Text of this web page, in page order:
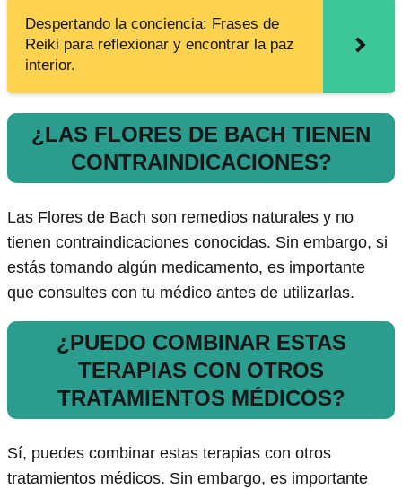
Despertando la conciencia: Frases de
Reiki para reflexionar y encontrar la paz
interior.
¿LAS FLORES DE BACH TIENEN
CONTRAINDICACIONES?
Las Flores de Bach son remedios naturales y no
tienen contraindicaciones conocidas. Sin embargo, si
estás tomando algún medicamento, es importante
que consultes con tu médico antes de utilizarlas.
¿PUEDO COMBINAR ESTAS
TERAPIAS CON OTROS
TRATAMIENTOS MÉDICOS?
Sí, puedes combinar estas terapias con otros
tratamientos médicos. Sin embargo, es importante